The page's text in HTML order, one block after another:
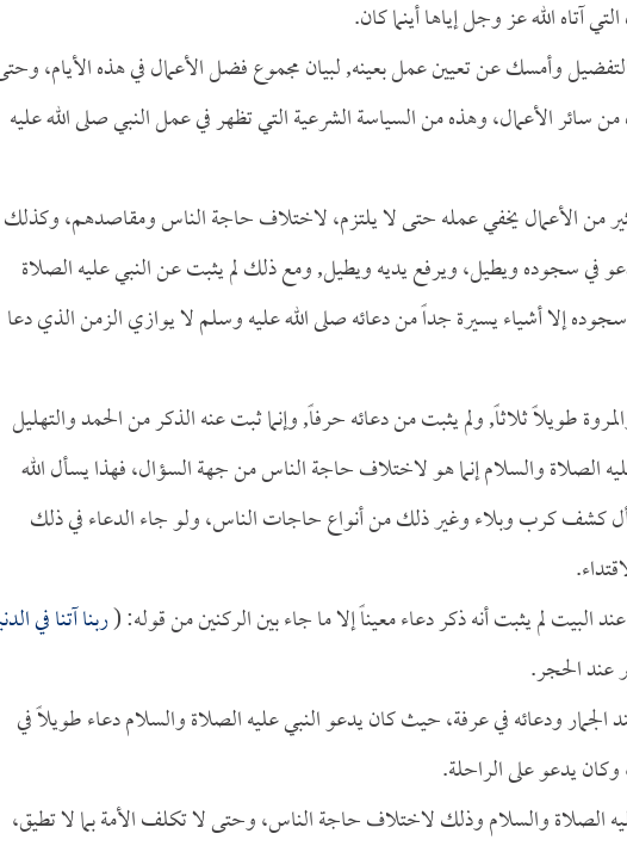
آتاه الله عز وجل إياها أينما كان.
وأمسك عن تعيين عمل بعينه, لبيان مجموع فضل الأعمال في هذه الأيام،
الأعمال، وهذه من السياسة الشرعية التي تظهر في عمل النبي صلى الله عليه
من الأعمال يخفي عمله حتى لا يلتزم، لاختلاف حاجة الناس ومقاصدهم، وكذلك
في سجوده ويطيل، ويرفع يديه ويطيل, ومع ذلك لم يثبت عن النبي عليه الصلاة
إلا أشياء يسيرة جداً من دعائه صلى الله عليه وسلم لا يوازي الزمن الذي دعا
طويلاً ثلاثاً, ولم يثبت من دعائه حرفاً, وإنما ثبت عنه الذكر من الحمد والتهليل
الصلاة والسلام إنما هو لاختلاف حاجة الناس من جهة السؤال، فهذا يسأل الله
كشف كرب وبلاء وغير ذلك من أنواع حاجات الناس، ولو جاء الدعاء في ذلك
لم يثبت أنه ذكر دعاء معيناً إلا ما جاء بين الركنين من قوله: (ربنا آتنا في
عند الحجر.
ودعائه في عرفة، حيث كان يدعو النبي عليه الصلاة والسلام دعاء طويلاً في
يدعو على الراحلة.
الصلاة والسلام وذلك لاختلاف حاجة الناس، وحتى لا تكلف الأمة بما لا تطيق،